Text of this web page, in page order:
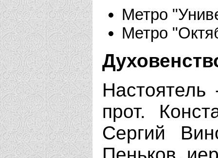
Метро
Метро
прот.
Сергий